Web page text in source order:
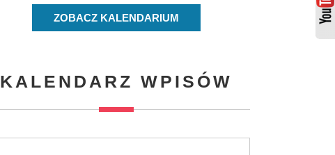
ZOBACZ KALENDARIUM
KALENDARZ WPISÓW